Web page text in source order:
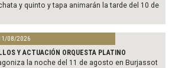
y quinto y tapa animarán la tarde del 10 de
08/2026
Y ACTUACIÓN ORQUESTA PLATINO
la noche del 11 de agosto en Burjassot